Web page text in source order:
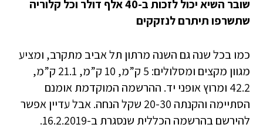
שובר השיא יכול לזכות ב-40 אלף דולר וכל קלוריה
שתשרפו תיתרם לנזקקים
כמו בכל שנה גם השנה מרתון תל אביב מתקרב, ומציע
מגוון מקצים ומסלולים: 5 ק”מ, 10 ק”מ, 21.1 ק”מ,
42.2 ומרוץ אופני יד. ההרשמה המוקדמת אומנם
הסתיימה והקנתה 20-30 שקל הנחה. אבל עדיין אפשר
להירשם בהרשמה הכללית שנסגרת ב-16.2.2019.